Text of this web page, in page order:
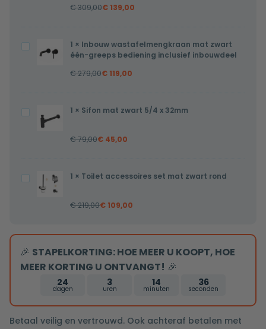
één-
bediening
aansluitslangen
€309,00€ 139,00
Inbouw
wastafelmengkraan
greeps
bediening
1 × Inbouw wastafelmengkraan mat zwart
één-greeps bediening inclusief inbouwdeel
€279,00€ 119,00
Sifon
mat
32mm
1 × Sifon mat zwart 5/4 x 32mm
€79,00€ 45,00
Toilet
accessoires
zwart
rond
1 × Toilet accessoires set mat zwart rond
€219,00€ 109,00
🎉 STAPELKORTING: HOE MEER U KOOPT, HOE
MEER KORTING U ONTVANGT! 🎉
24
dagen
3
uren
14
minuten
36
seconden
Betaal veilig en vertrouwd. Ook achteraf betalen met